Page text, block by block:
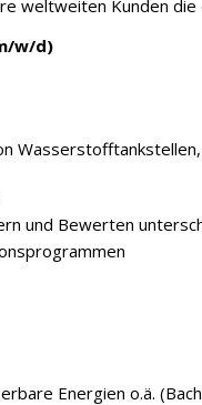
weltweiten Kunden
w/d)
und Bewerten
Energien o.ä.